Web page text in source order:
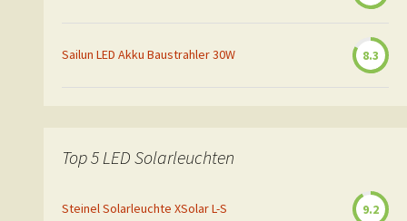
Sailun LED Akku Baustrahler 30W 8.3
Top 5 LED Solarleuchten
Steinel Solarleuchte XSolar L-S 9.2